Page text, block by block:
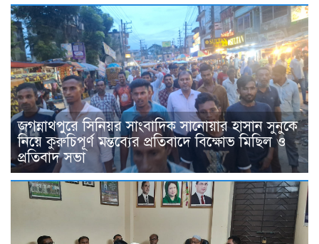
জগন্নাথপুরে সিনিয়র সাংবাদিক সানোয়ার হাসান সুনুকে
নিয়ে কুরুচিপূর্ণ মন্তব্যের প্রতিবাদে বিক্ষোভ মিছিল ও
প্রতিবাদ সভা